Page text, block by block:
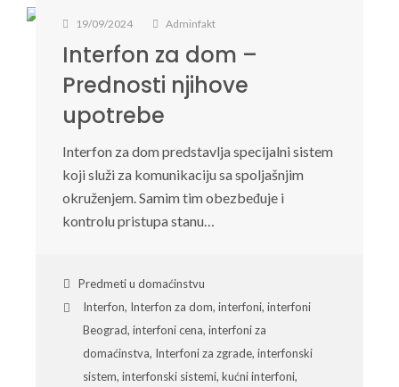
19/09/2024 Adminfakt
Interfon za dom –
Prednosti njihove
upotrebe
Interfon za dom predstavlja specijalni sistem
koji služi za komunikaciju sa spoljašnjim
okruženjem. Samim tim obezbeđuje i
kontrolu pristupa stanu…
Predmeti u domaćinstvu
Interfon, Interfon za dom, interfoni, interfoni
Beograd, interfoni cena, interfoni za
domaćinstva, Interfoni za zgrade, interfonski
sistem, interfonski sistemi, kućni interfoni,